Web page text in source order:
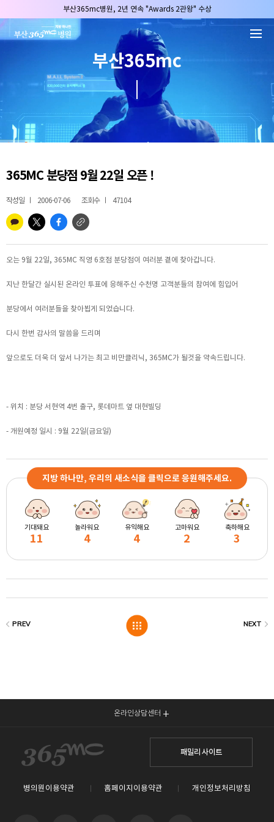
부산365mc병원, 2년 연속 "Awards 2관왕" 수상
2025 "부산365mc 보건복지부 장관상" 수상!
부산365mc병원, 8/15(토) 광복절 정상진료
부산365mc병원, 2년 연속 "Awards 2관왕" 수상
2025 "부산365mc 보건복지부 장관상" 수상!
부산365mc
365MC 분당점 9월 22일 오픈 !
작성일 2006-07-06 조회수 47104
오는 9월 22일, 365MC 직영 6호점 분당점이 여러분 곁에 찾아갑니다.
지난 한달간 실시된 온라인 투표에 응해주신 수천명 고객분들의 참여에 힘입어
분당에서 여러분들을 찾아뵙게 되었습니다.
다시 한번 감사의 말씀을 드리며
앞으로도 더욱 더 앞서 나가는 최고 비만클리닉, 365MC가 될것을 약속드립니다.
- 위치 : 분당 서현역 4번 출구, 롯데마트 옆 대현빌딩
- 개원예정 일시 : 9월 22일(금요일)
지방 하나만, 우리의 새소식을 클릭으로 응원해주세요.
기대돼요
11
놀라워요
4
유익해요
4
고마워요
2
축하해요
3
온라인상담센터
패밀리 사이트
병의원이용약관 홈페이지이용약관 개인정보처리방침